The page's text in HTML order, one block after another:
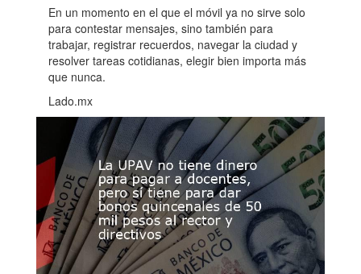
En un momento en el que el móvil ya no sirve solo
para contestar mensajes, sino también para
trabajar, registrar recuerdos, navegar la ciudad y
resolver tareas cotidianas, elegir bien importa más
que nunca.
Lado.mx